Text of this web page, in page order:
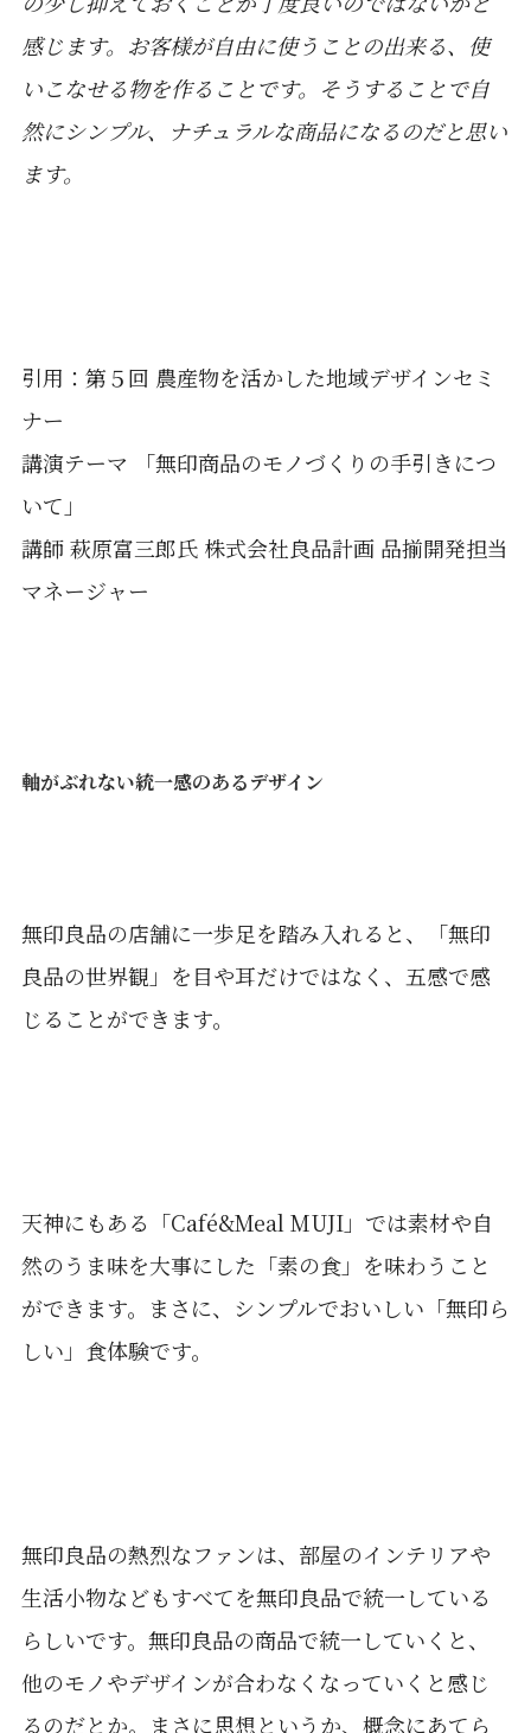
感じます。お客様が自由に使うことの出来る、使
いこなせる物を作ることです。そうすることで自
然にシンプル、ナチュラルな商品になるのだと思い
ます。
引用：第５回 農産物を活かした地域デザインセミ
ナー
講演テーマ 「無印商品のモノづくりの手引きにつ
いて」
講師 萩原富三郎氏 株式会社良品計画 品揃開発担当
マネージャー
軸がぶれない統一感のあるデザイン
無印良品の店舗に一歩足を踏み入れると、「無印
良品の世界観」を目や耳だけではなく、五感で感
じることができます。
天神にもある「Café&Meal MUJI」では素材や自
然のうま味を大事にした「素の食」を味わうこと
ができます。まさに、シンプルでおいしい「無印ら
しい」食体験です。
無印良品の熱烈なファンは、部屋のインテリアや
生活小物などもすべてを無印良品で統一している
らしいです。無印良品の商品で統一していくと、
他のモノやデザインが合わなくなっていくと感じ
るのだとか。まさに思想というか、概念にあてら